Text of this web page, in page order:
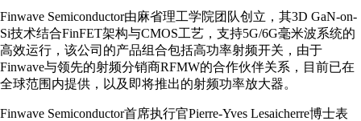
Finwave Semiconductor由麻省理工学院团队创立，其3D GaN-on-
Si技术结合FinFET架构与CMOS工艺，支持5G/6G毫米波系统的
高效运行，该公司的产品组合包括高功率射频开关，由于
Finwave与领先的射频分销商RFMW的合作伙伴关系，目前已在
全球范围内提供，以及即将推出的射频功率放大器。
Finwave Semiconductor首席执行官Pierre-Yves Lesaicherre博士表